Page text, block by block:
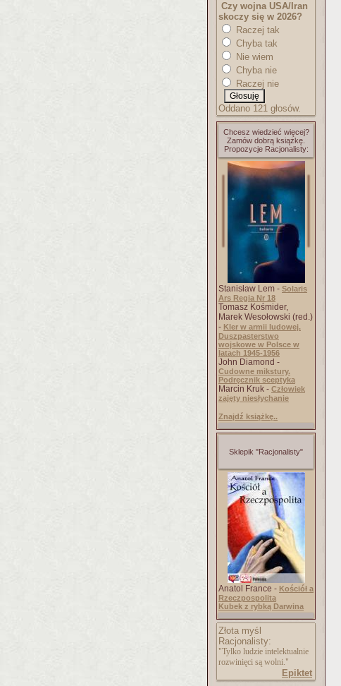
Czy wojna USA/Iran
skoczy się w 2026?
Raczej tak
Chyba tak
Nie wiem
Chyba nie
Raczej nie
Oddano 121 głosów.
Chcesz wiedzieć więcej?
Zamów dobrą książkę.
Propozycje Racjonalisty:
Stanisław Lem - Solaris
Ars Regia Nr 18
Tomasz Kośmider,
Marek Wesołowski (red.)
- Kler w armii ludowej.
Duszpasterstwo
wojskowe w Polsce w
latach 1945-1956
John Diamond -
Cudowne mikstury.
Podręcznik sceptyka
Marcin Kruk - Człowiek
zajęty niesłychanie
Znajdź książkę..
Sklepik "Racjonalisty"
Anatol France - Kościół a
Rzeczpospolita
Kubek z rybką Darwina
Złota myśl
Racjonalisty:
"Tylko ludzie intelektualnie
rozwinięci są wolni."
Epiktet